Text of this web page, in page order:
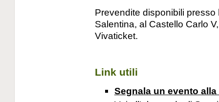
Prevendite disponibili
Salentina, al Castello Carlo
Vivaticket.
Link utili
Segnala un evento